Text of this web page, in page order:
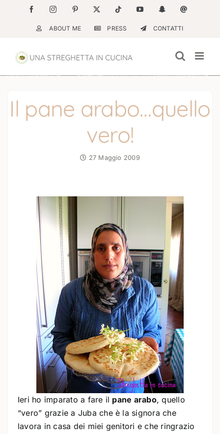
contenuto
FacebookInstagramPinterest Tiktok YouTubeSnapchatEmail
ABOUT ME PRESS CONTATTI
Il pane arabo…quello
vero!
27 Maggio 2009
Ieri ho imparato a fare il pane arabo, quello
“vero” grazie a Juba che è la signora che
lavora in casa dei miei genitori e che ringrazio